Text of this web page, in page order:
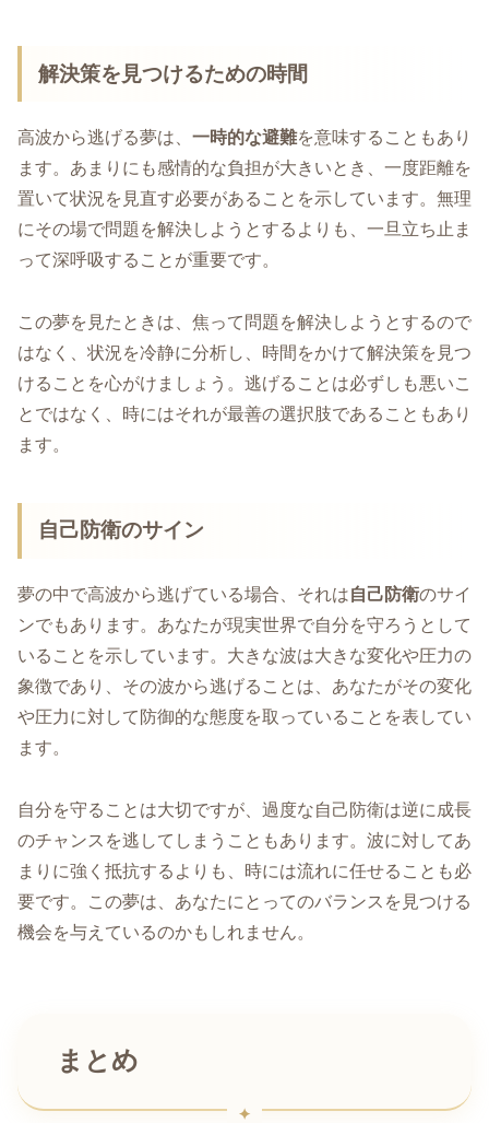
解決策を見つけるための時間
高波から逃げる夢は、 一時的な避難を意味することもあり
ます。あまりにも感情的な負担が大きいとき、一度距離を
置いて状況を見直す必要があることを示しています。無理
にその場で問題を解決しようとするよりも、一旦立ち止ま
って深呼吸することが重要です。
この夢を見たときは、焦って問題を解決しようとするので
はなく、状況を冷静に分析し、時間をかけて解決策を見つ
けることを心がけましょう。逃げることは必ずしも悪いこ
とではなく、時にはそれが最善の選択肢であることもあり
ます。
自己防衛のサイン
夢の中で高波から逃げている場合、それは自己防衛のサイ
ンでもあります。あなたが現実世界で自分を守ろうとして
いることを示しています。大きな波は大きな変化や圧力の
象徴であり、その波から逃げることは、あなたがその変化
や圧力に対して防御的な態度を取っていることを表してい
ます。
自分を守ることは大切ですが、過度な自己防衛は逆に成長
のチャンスを逃してしまうこともあります。波に対してあ
まりに強く抵抗するよりも、時には流れに任せることも必
要です。この夢は、あなたにとってのバランスを見つける
機会を与えているのかもしれません。
まとめ